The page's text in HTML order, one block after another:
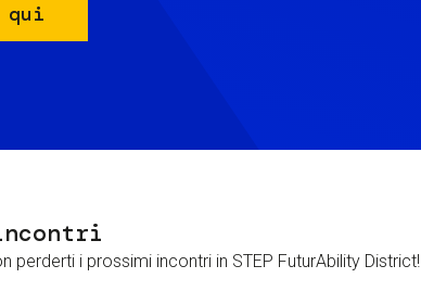
perderti i prossimi incontri in STEP FuturAbility District!